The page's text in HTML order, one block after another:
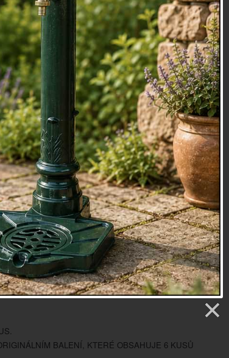
získáte opravdu krásný kousek s efektní
po celém jeho okraji vytváří zajímavý dekor.
Kombinujte s další keramikou z kolekce
jedinečný servis pro vaše stolování.
tvaru, kterým je nepravidelný ovál, pochází
COSTA NOVA, který si zakládá na
materiálech.
15
BALENÍ, KTERÉ OBSAHUJE 6 KUSŮ